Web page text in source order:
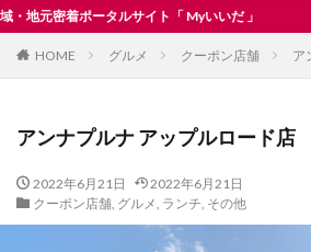
着ポータルサイト「 Myいいだ 」
HOME グルメ クーポン店舗 ア
アンナプルナ アップルロード店
2022年6月21日
2022年6月21日
クーポン店舗, グルメ, ランチ, その他